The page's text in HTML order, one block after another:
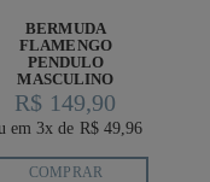
BERMUDA
FLAMENGO
PENDULO
MASCULINO
R$ 149,90
em 3x de R$ 49,96
COMPRAR